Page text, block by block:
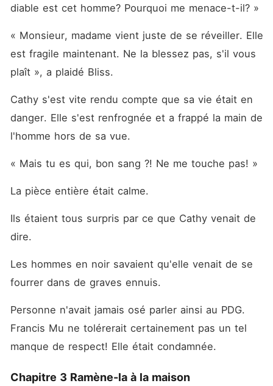
diable est cet homme? Pourquoi me menace-t-il? »
« Monsieur, madame vient juste de se réveiller. Elle
est fragile maintenant. Ne la blessez pas, s'il vous
plaît », a plaidé Bliss.
Cathy s'est vite rendu compte que sa vie était en
danger. Elle s'est renfrognée et a frappé la main de
l'homme hors de sa vue.
« Mais tu es qui, bon sang ?! Ne me touche pas! »
La pièce entière était calme.
Ils étaient tous surpris par ce que Cathy venait de
dire.
Les hommes en noir savaient qu'elle venait de se
fourrer dans de graves ennuis.
Personne n'avait jamais osé parler ainsi au PDG.
Francis Mu ne tolérerait certainement pas un tel
manque de respect! Elle était condamnée.
Chapitre 3 Ramène-la à la maison